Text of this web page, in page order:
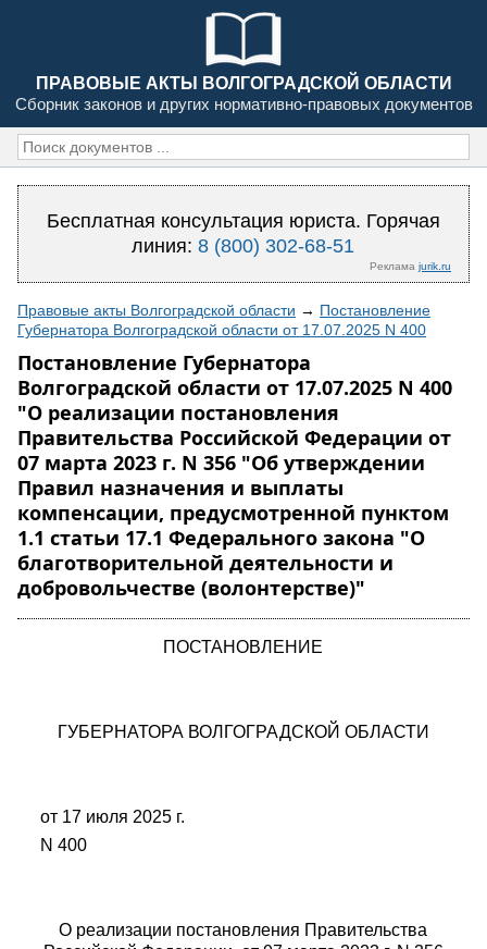
ПРАВОВЫЕ АКТЫ ВОЛГОГРАДСКОЙ ОБЛАСТИ
Сборник законов и других нормативно-правовых документов
Бесплатная консультация юриста. Горячая
линия:8 (800) 302-68-51
Реклама jurik.ru
Правовые акты Волгоградской области → Постановление
Губернатора Волгоградской области от 17.07.2025 N 400
Постановление Губернатора
Волгоградской области от 17.07.2025 N 400
"О реализации постановления
Правительства Российской Федерации от
07 марта 2023 г. N 356 "Об утверждении
Правил назначения и выплаты
компенсации, предусмотренной пунктом
1.1 статьи 17.1 Федерального закона "О
благотворительной деятельности и
добровольчестве (волонтерстве)"
ПОСТАНОВЛЕНИЕ
ГУБЕРНАТОРА ВОЛГОГРАДСКОЙ ОБЛАСТИ
от 17 июля 2025 г.
N 400
О реализации постановления Правительства